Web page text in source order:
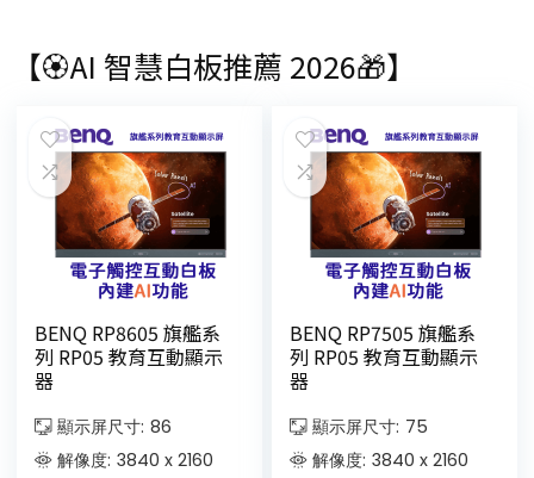
【🏵AI 智慧白板推薦 2026🎁】
BENQ RP8605 旗艦系
列 RP05 教育互動顯示
器
顯示屏尺寸: 86
解像度: 3840 x 2160
BENQ RP7505 旗艦系
列 RP05 教育互動顯示
器
顯示屏尺寸: 75
解像度: 3840 x 2160